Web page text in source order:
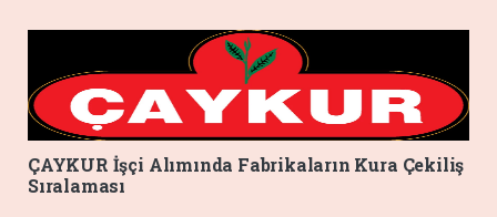
ÇAYKUR İşçi Alımında Fabrikaların Kura Çekiliş
Sıralaması